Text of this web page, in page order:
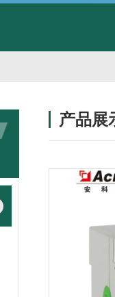
产品展